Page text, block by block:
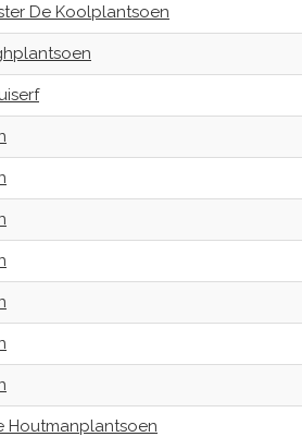
De Koolplantsoen
Houtmanplantsoen